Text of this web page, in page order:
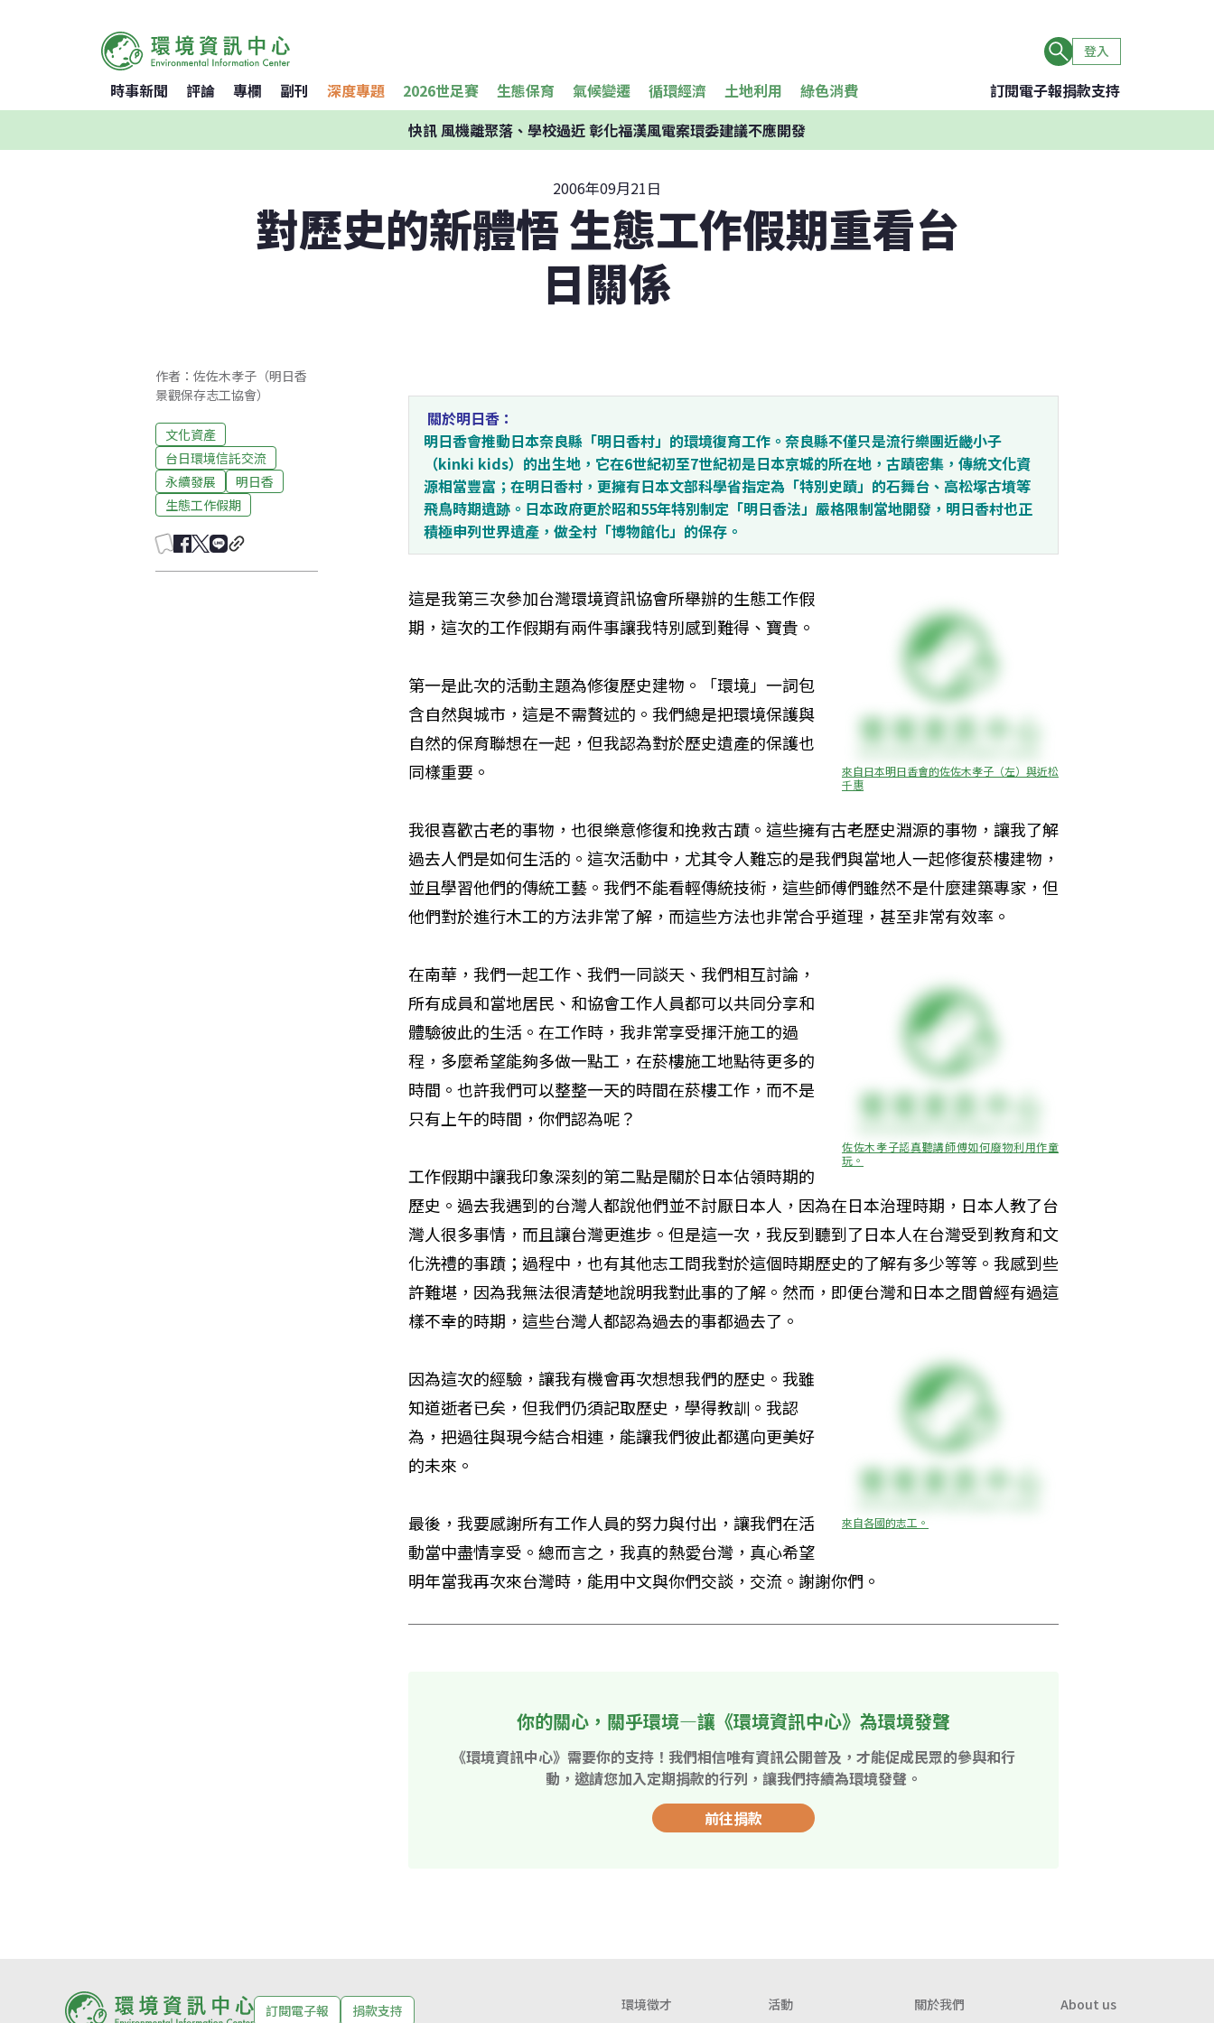
登入
時事新聞 評論 專欄 副刊 深度專題 2026世足賽 生態保育 氣候變遷 循環經濟 土地利用 綠色消費 訂閱電子報捐款支持
快訊風機離聚落、學校過近 彰化福漢風電案環委建議不應開發
2006年09月21日
對歷史的新體悟 生態工作假期重看台
日關係
作者：佐佐木孝子（明日香
景觀保存志工協會）
文化資產
台日環境信託交流
永續發展
明日香
生態工作假期
關於明日香：
明日香會推動日本奈良縣「明日香村」的環境復育工作。奈良縣不僅只是流行樂團近畿小子
（kinki kids）的出生地，它在6世紀初至7世紀初是日本京城的所在地，古蹟密集，傳統文化資
源相當豐富；在明日香村，更擁有日本文部科學省指定為「特別史蹟」的石舞台、高松塚古墳等
飛鳥時期遺跡。日本政府更於昭和55年特別制定「明日香法」嚴格限制當地開發，明日香村也正
積極申列世界遺產，做全村「博物館化」的保存。
來自日本明日香會的佐佐木孝子（左）與近松
千惠
這是我第三次參加台灣環境資訊協會所舉辦的生態工作假
期，這次的工作假期有兩件事讓我特別感到難得、寶貴。
第一是此次的活動主題為修復歷史建物。「環境」一詞包
含自然與城市，這是不需贅述的。我們總是把環境保護與
自然的保育聯想在一起，但我認為對於歷史遺產的保護也
同樣重要。
我很喜歡古老的事物，也很樂意修復和挽救古蹟。這些擁有古老歷史淵源的事物，讓我了解
過去人們是如何生活的。這次活動中，尤其令人難忘的是我們與當地人一起修復菸樓建物，
並且學習他們的傳統工藝。我們不能看輕傳統技術，這些師傅們雖然不是什麼建築專家，但
他們對於進行木工的方法非常了解，而這些方法也非常合乎道理，甚至非常有效率。
佐佐木孝子認真聽講師傅如何廢物利用作童
玩。
在南華，我們一起工作、我們一同談天、我們相互討論，
所有成員和當地居民、和協會工作人員都可以共同分享和
體驗彼此的生活。在工作時，我非常享受揮汗施工的過
程，多麼希望能夠多做一點工，在菸樓施工地點待更多的
時間。也許我們可以整整一天的時間在菸樓工作，而不是
只有上午的時間，你們認為呢？
工作假期中讓我印象深刻的第二點是關於日本佔領時期的
歷史。過去我遇到的台灣人都說他們並不討厭日本人，因為在日本治理時期，日本人教了台
灣人很多事情，而且讓台灣更進步。但是這一次，我反到聽到了日本人在台灣受到教育和文
化洗禮的事蹟；過程中，也有其他志工問我對於這個時期歷史的了解有多少等等。我感到些
許難堪，因為我無法很清楚地說明我對此事的了解。然而，即便台灣和日本之間曾經有過這
樣不幸的時期，這些台灣人都認為過去的事都過去了。
來自各國的志工。
因為這次的經驗，讓我有機會再次想想我們的歷史。我雖
知道逝者已矣，但我們仍須記取歷史，學得教訓。我認
為，把過往與現今結合相連，能讓我們彼此都邁向更美好
的未來。
最後，我要感謝所有工作人員的努力與付出，讓我們在活
動當中盡情享受。總而言之，我真的熱愛台灣，真心希望
明年當我再次來台灣時，能用中文與你們交談，交流。謝謝你們。
你的關心，關乎環境—讓《環境資訊中心》為環境發聲
《環境資訊中心》需要你的支持！我們相信唯有資訊公開普及，才能促成民眾的參與和行
動，邀請您加入定期捐款的行列，讓我們持續為環境發聲。
前往捐款
訂閱電子報 捐款支持 環境徵才 活動 關於我們
About us